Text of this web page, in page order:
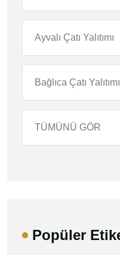
Ayvalı Çatı Yalıtımı
Bağlıca Çatı Yalıtımı
TÜMÜNÜ GÖR
Popüler